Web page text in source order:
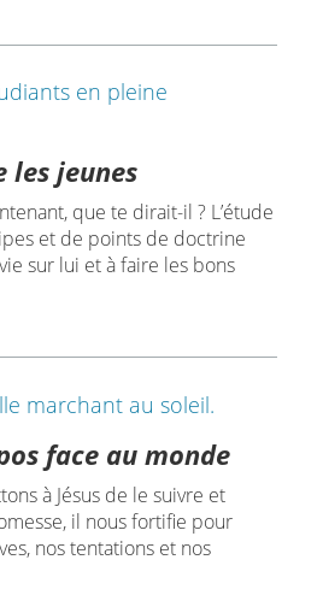
les jeunes
que te dirait-il ? L’étude
et de points de doctrine
sur lui et à faire les bons
face au monde
à Jésus de le suivre et
il nous fortifie pour
nos tentations et nos